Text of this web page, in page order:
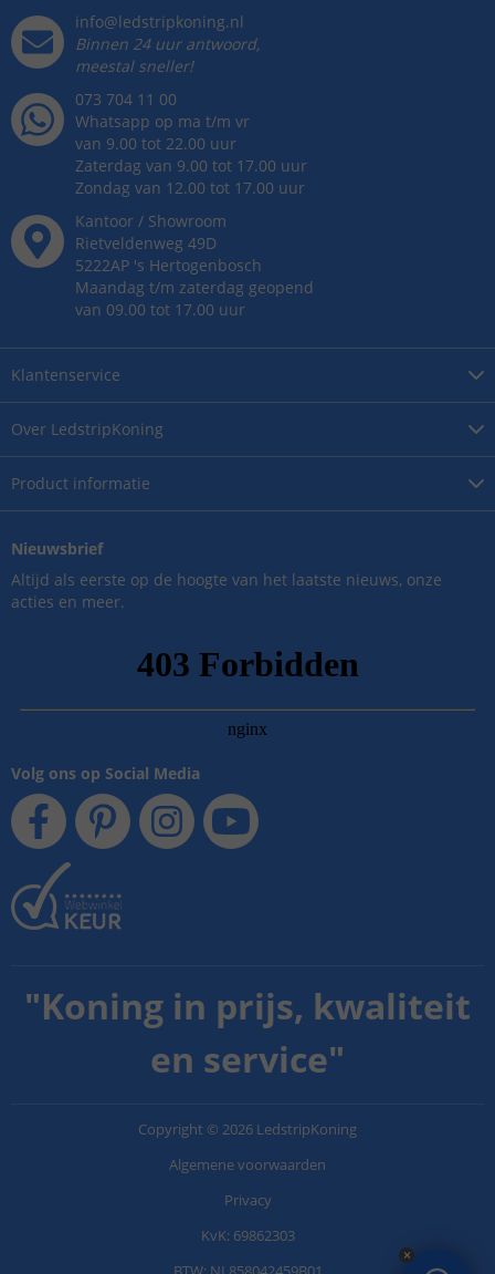
Over LedstripKoning
Product informatie
Klantenservice
info@ledstripkoning.nl
Binnen 24 uur antwoord,
meestal sneller!
073 704 11 00
Whatsapp op ma t/m vr
van 9.00 tot 22.00 uur
Zaterdag van 9.00 tot 17.00 uur
Zondag van 12.00 tot 17.00 uur
Kantoor / Showroom
Rietveldenweg 49D
5222AP 's Hertogenbosch
Maandag t/m zaterdag geopend
van 09.00 tot 17.00 uur
Nieuwsbrief
Altijd als eerste op de hoogte van het laatste nieuws, onze
acties en meer.
Volg ons op Social Media
"Koning in prijs, kwaliteit
en service"
Copyright © 2026 LedstripKoning
Algemene voorwaarden
Privacy
KvK: 69862303